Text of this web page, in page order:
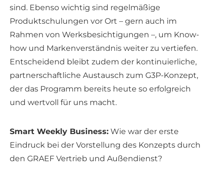
sind. Ebenso wichtig sind regelmäßige
Produktschulungen vor Ort – gern auch im
Rahmen von Werksbesichtigungen –, um Know-
how und Markenverständnis weiter zu vertiefen.
Entscheidend bleibt zudem der kontinuierliche,
partnerschaftliche Austausch zum G3P-Konzept,
der das Programm bereits heute so erfolgreich
und wertvoll für uns macht.
Smart Weekly Business: Wie war der erste
Eindruck bei der Vorstellung des Konzepts durch
den GRAEF Vertrieb und Außendienst?